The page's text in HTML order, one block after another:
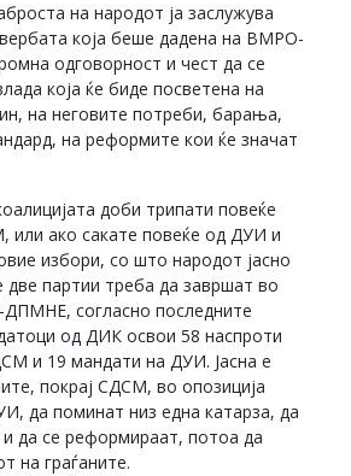
на народот ја заслужува
која беше дадена на ВМРО-
одговорност и чест да се
која ќе биде посветена на
на неговите потреби, барања,
на реформите кои ќе значат
доби трипати повеќе
ако сакате повеќе од ДУИ и
избори, со што народот јасно
две партии треба да завршат во
согласно последните
од ДИК освои 58 наспроти
и 19 мандати на ДУИ. Јасна е
покрај СДСМ, во опозиција
да поминат низ една катарза, да
да се реформираат, потоа да
на граѓаните.